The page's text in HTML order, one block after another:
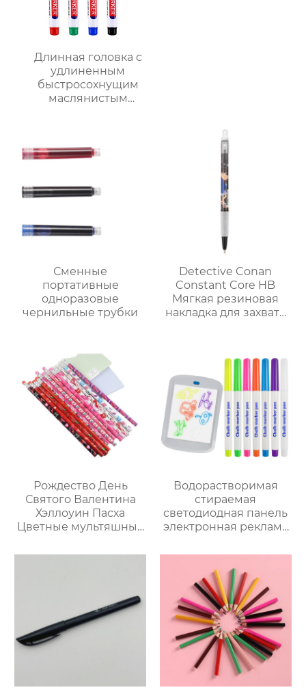
Длинная головка с
удлиненным
быстросохнущим
маслянистым
комнате маркер-маркер
Сменные
портативные
одноразовые
чернильные трубки
Detective Conan
Constant Core HB
Мягкая резиновая
накладка для захвата
Рождество День
Святого Валентина
Хэллоуин Пасха
Цветные мультяшные
Водорастворимая
стираемая
светодиодная панель
электронная реклама
водный мел